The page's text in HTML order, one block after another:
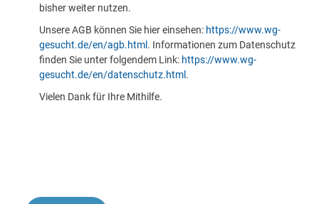
bisher weiter nutzen.
Unsere AGB können Sie hier einsehen: https://www.wg-
gesucht.de/en/agb.html . Informationen zum Datenschutz
finden Sie unter folgendem Link: https://www.wg-
gesucht.de/en/datenschutz.html .
Vielen Dank für Ihre Mithilfe.